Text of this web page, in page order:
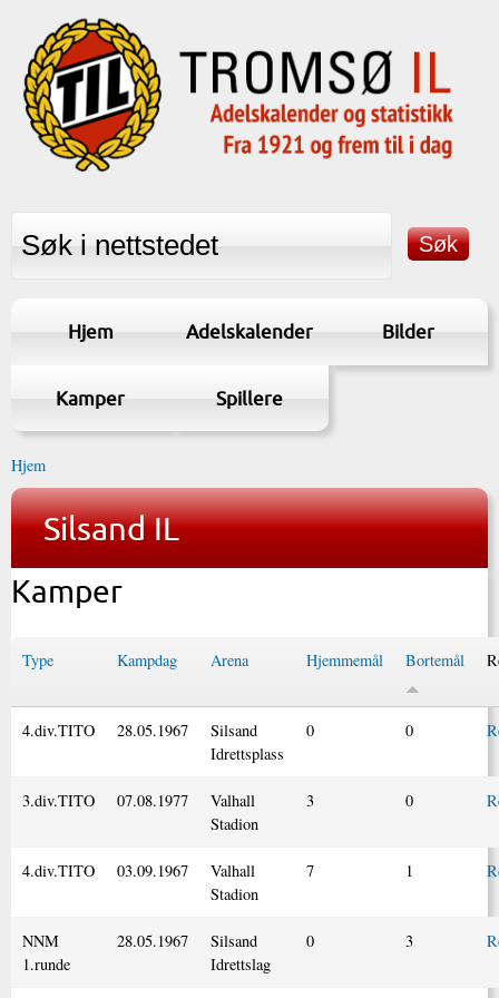
Hjem Adelskalender Bilder
Kamper Spillere
Hjem
Silsand IL
Kamper
Type Kampdag Arena Hjemmemål Bortemål
4.div.TITO 28.05.1967
Silsand
Idrettsplass
0 0
3.div.TITO 07.08.1977
Valhall
Stadion
3 0
4.div.TITO 03.09.1967
Valhall
Stadion
7 1
NNM
1.runde
28.05.1967
Silsand
Idrettslag
0 3